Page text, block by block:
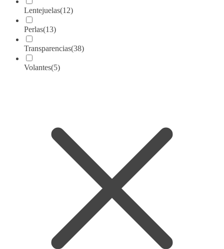
Lentejuelas(12)
Perlas(13)
Transparencias(38)
Volantes(5)